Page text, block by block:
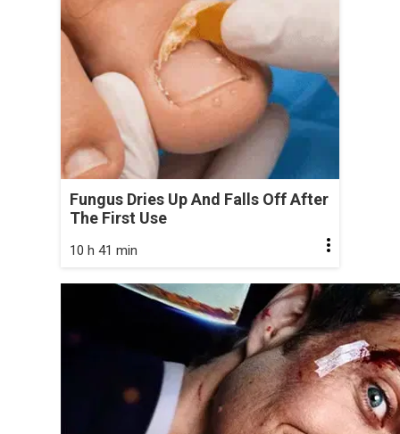
Fungus Dries Up And Falls Off After
The First Use
10 h 41 min